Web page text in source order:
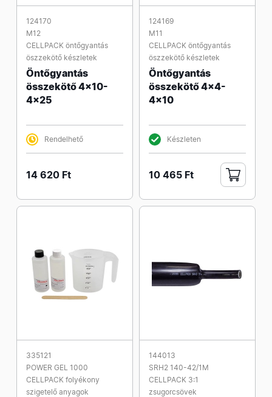
124170
M12
CELLPACK öntőgyantás
öszzekötő készletek
Öntőgyantás
összekötő 4x10-
4x25
Rendelhető
14 620 Ft
124169
M11
CELLPACK öntőgyantás
öszzekötő készletek
Öntőgyantás
összekötő 4x4-
4x10
Készleten
10 465 Ft
335121
POWER GEL 1000
CELLPACK folyékony
szigetelő anyagok
144013
SRH2 140-42/1M
CELLPACK 3:1
zsugorcsövek